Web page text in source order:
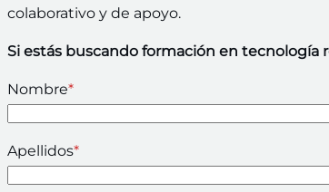
colaborativo y de apoyo.
Si estás buscando formación en tecnología
Nombre*
Apellidos*